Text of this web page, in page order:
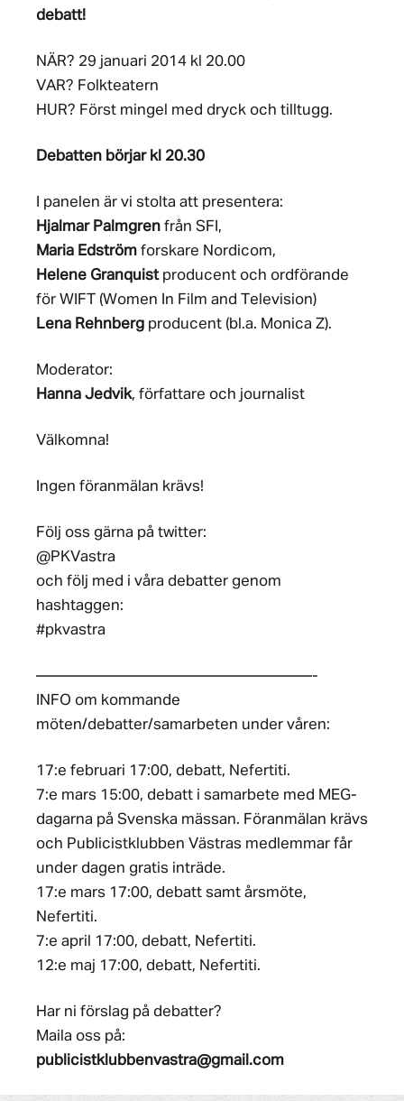
debatt!
NÄR? 29 januari 2014 kl 20.00
VAR? Folkteatern
HUR? Först mingel med dryck och tilltugg.
Debatten börjar kl 20.30
I panelen är vi stolta att presentera:
Hjalmar Palmgren från SFI,
Maria Edström forskare Nordicom,
Helene Granquistproducent och ordförande
för WIFT (Women In Film and Television)
Lena Rehnberg producent (bl.a. Monica Z).
Moderator:
Hanna Jedvik, författare och journalist
Välkomna!
Ingen föranmälan krävs!
Följ oss gärna på twitter:
@PKVastra
och följ med i våra debatter genom
hashtaggen:
#pkvastra
——————————————————-
INFO om kommande
möten/debatter/samarbeten under våren:
17:e februari 17:00, debatt, Nefertiti.
7:e mars 15:00, debatt i samarbete med MEG-
dagarna på Svenska mässan. Föranmälan krävs
och Publicistklubben Västras medlemmar får
under dagen gratis inträde.
17:e mars 17:00, debatt samt årsmöte,
Nefertiti.
7:e april 17:00, debatt, Nefertiti.
12:e maj 17:00, debatt, Nefertiti.
Har ni förslag på debatter?
Maila oss på:
publicistklubbenvastra@gmail.com